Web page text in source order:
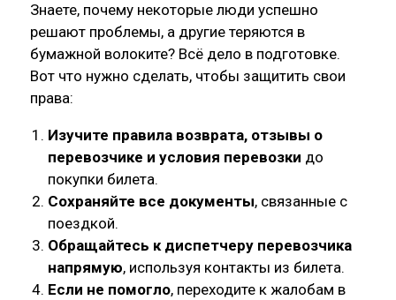
Знаете, почему некоторые люди успешно
решают проблемы, а другие теряются в
бумажной волоките? Всё дело в подготовке.
Вот что нужно сделать, чтобы защитить свои
права:
Изучите правила возврата, отзывы о
перевозчике и условия перевозки до
покупки билета.
Сохраняйте все документы, связанные с
поездкой.
Обращайтесь к диспетчеру перевозчика
напрямую, используя контакты из билета.
Если не помогло, переходите к жалобам в